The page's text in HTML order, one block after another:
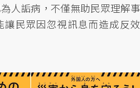
人詬病，不僅無助民眾理解事
讓民眾因忽視訊息而造成反效